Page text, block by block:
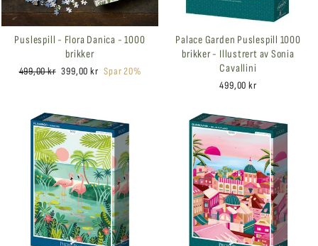
Puslespill - Flora Danica - 1000
brikker
Ordinær
499,00 kr Salgspris
399,00 kr Spar 20%
Palace Garden Puslespill 1000
brikker - Illustrert av Sonia
Cavallini
499,00 kr